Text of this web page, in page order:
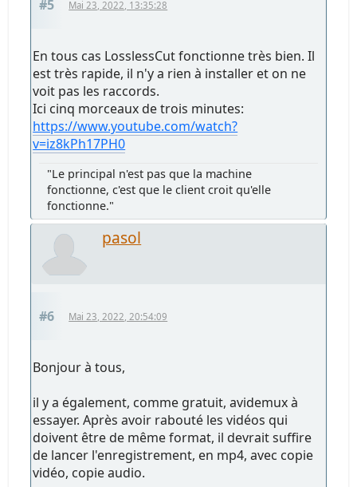
#5 Mai 23, 2022, 13:35:28
En tous cas LosslessCut fonctionne très bien. Il
est très rapide, il n'y a rien à installer et on ne
voit pas les raccords.
Ici cinq morceaux de trois minutes:
https://www.youtube.com/watch?
v=iz8kPh17PH0
"Le principal n'est pas que la machine
fonctionne, c'est que le client croit qu'elle
fonctionne."
pasol
#6 Mai 23, 2022, 20:54:09
Bonjour à tous,
il y a également, comme gratuit, avidemux à
essayer. Après avoir rabouté les vidéos qui
doivent être de même format, il devrait suffire
de lancer l'enregistrement, en mp4, avec copie
vidéo, copie audio.